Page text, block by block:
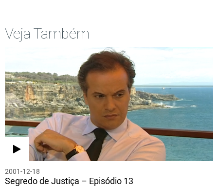
Veja Também
2001-12-18
Segredo de Justiça – Episódio 13